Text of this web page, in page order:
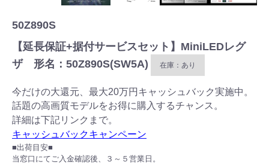
50Z890S
【延長保証+据付サービスセット】MiniLEDレグ
ザ 形名：50Z890S(SW5A)
在庫：あり
今だけの大還元、最大20万円キャッシュバック実施中。
話題の高画質モデルをお得に購入するチャンス。
詳細は下記リンクまで。
キャッシュバックキャンペーン
■出荷目安■
当窓口にてご入金確認後、３～５営業日。